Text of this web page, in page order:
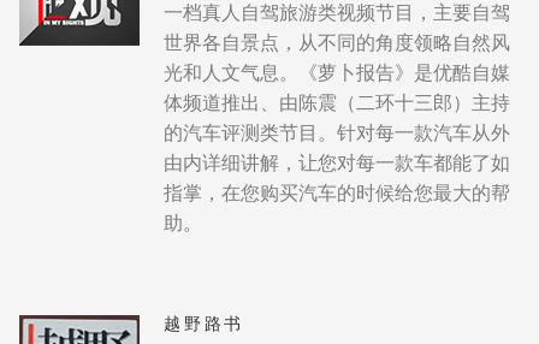
一档真人自驾旅游类视频节目，主要自驾
世界各自景点，从不同的角度领略自然风
光和人文气息。《萝卜报告》是优酷自媒
体频道推出、由陈震（二环十三郎）主持
的汽车评测类节目。针对每一款汽车从外
由内详细讲解，让您对每一款车都能了如
指掌，在您购买汽车的时候给您最大的帮
助。
越野路书